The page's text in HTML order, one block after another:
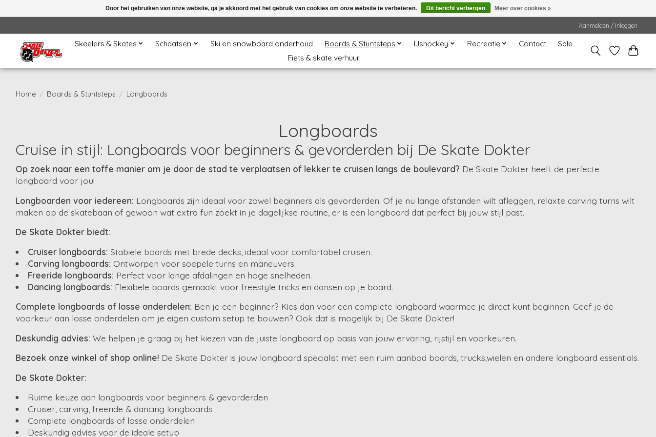
Aanmelden / Inloggen
Skeelers & Skates Schaatsen Ski en snowboard onderhoud Boards & Stuntsteps IJshockey Recreatie Contact
Sale
Fiets & skate verhuur
Home / Boards & Stuntsteps / Longboards
Longboards
Cruise in stijl: Longboards voor beginners & gevorderden bij De Skate Dokter
Op zoek naar een toffe manier om je door de stad te verplaatsen of lekker te cruisen langs de boulevard? De Skate Dokter heeft de perfecte
longboard voor jou!
Longboarden voor iedereen: Longboards zijn ideaal voor zowel beginners als gevorderden. Of je nu lange afstanden wilt afleggen, relaxte carving turns wilt
maken op de skatebaan of gewoon wat extra fun zoekt in je dagelijkse routine, er is een longboard dat perfect bij jouw stijl past.
De Skate Dokter biedt:
Cruiser longboards: Stabiele boards met brede decks, ideaal voor comfortabel cruisen.
Carving longboards: Ontworpen voor soepele turns en maneuvers.
Freeride longboards: Perfect voor lange afdalingen en hoge snelheden.
Dancing longboards: Flexibele boards gemaakt voor freestyle tricks en dansen op je board.
Complete longboards of losse onderdelen: Ben je een beginner? Kies dan voor een complete longboard waarmee je direct kunt beginnen. Geef je de
voorkeur aan losse onderdelen om je eigen custom setup te bouwen? Ook dat is mogelijk bij De Skate Dokter!
Deskundig advies: We helpen je graag bij het kiezen van de juiste longboard op basis van jouw ervaring, rijstijl en voorkeuren.
Bezoek onze winkel of shop online! De Skate Dokter is jouw longboard specialist met een ruim aanbod boards, trucks,wielen en andere longboard essentials.
De Skate Dokter:
Ruime keuze aan longboards voor beginners & gevorderden
Cruiser, carving, freeride & dancing longboards
Complete longboards of losse onderdelen
Deskundig advies voor de ideale setup
Door het gebruiken van onze website, ga je akkoord met het gebruik van cookies om onze website te verbeteren. Dit bericht verbergen Meer over cookies »